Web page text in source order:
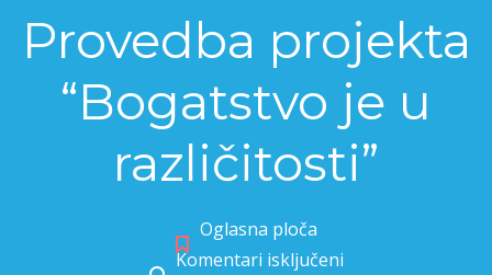
Provedba projekta
“Bogatstvo je u
različitosti”
Oglasna ploča
Komentari isključeni